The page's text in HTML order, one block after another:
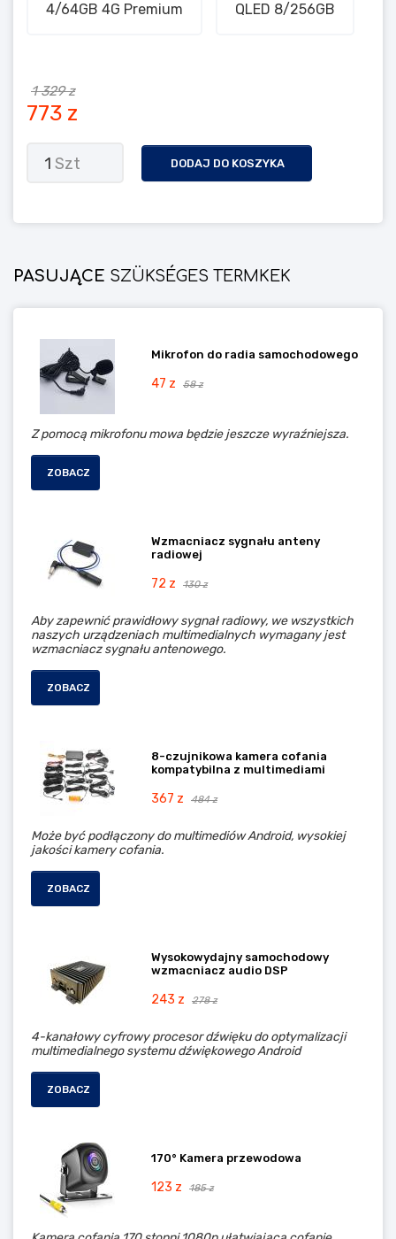
4/64GB 4G Premium QLED 8/256GB
1 329 z
773 z
1 Szt DODAJ DO KOSZYKA
PASUJĄCE SZÜKSÉGES TERMKEK
Mikrofon do radia samochodowego
47 z 58 z
Z pomocą mikrofonu mowa będzie jeszcze wyraźniejsza.
ZOBACZ
Wzmacniacz sygnału anteny
radiowej
72 z 130 z
Aby zapewnić prawidłowy sygnał radiowy, we wszystkich
naszych urządzeniach multimedialnych wymagany jest
wzmacniacz sygnału antenowego.
ZOBACZ
8-czujnikowa kamera cofania
kompatybilna z multimediami
367 z 484 z
Może być podłączony do multimediów Android, wysokiej
jakości kamery cofania.
ZOBACZ
Wysokowydajny samochodowy
wzmacniacz audio DSP
243 z 278 z
4-kanałowy cyfrowy procesor dźwięku do optymalizacji
multimedialnego systemu dźwiękowego Android
ZOBACZ
170° Kamera przewodowa
123 z 185 z